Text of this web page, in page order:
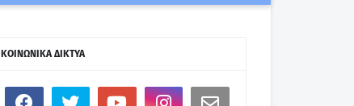
ΚΟΙΝΩΝΙΚΑ ΔΙΚΤΥΑ